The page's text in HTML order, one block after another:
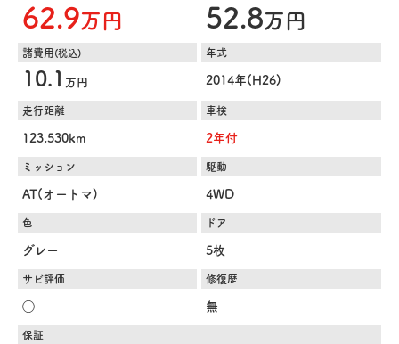
62.9万円 52.8万円
諸費用(税込)
10.1 万円
年式
2014年(H26)
走行距離
123,530km
車検
2年付
ミッション
AT(オートマ)
駆動
4WD
色
グレー
ドア
5枚
サビ評価
◯
修復歴
無
保証